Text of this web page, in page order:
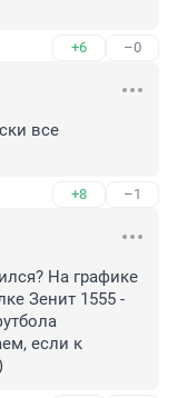
+6 –0
все
+8 –1
На графике
Зенит 1555 -
если к